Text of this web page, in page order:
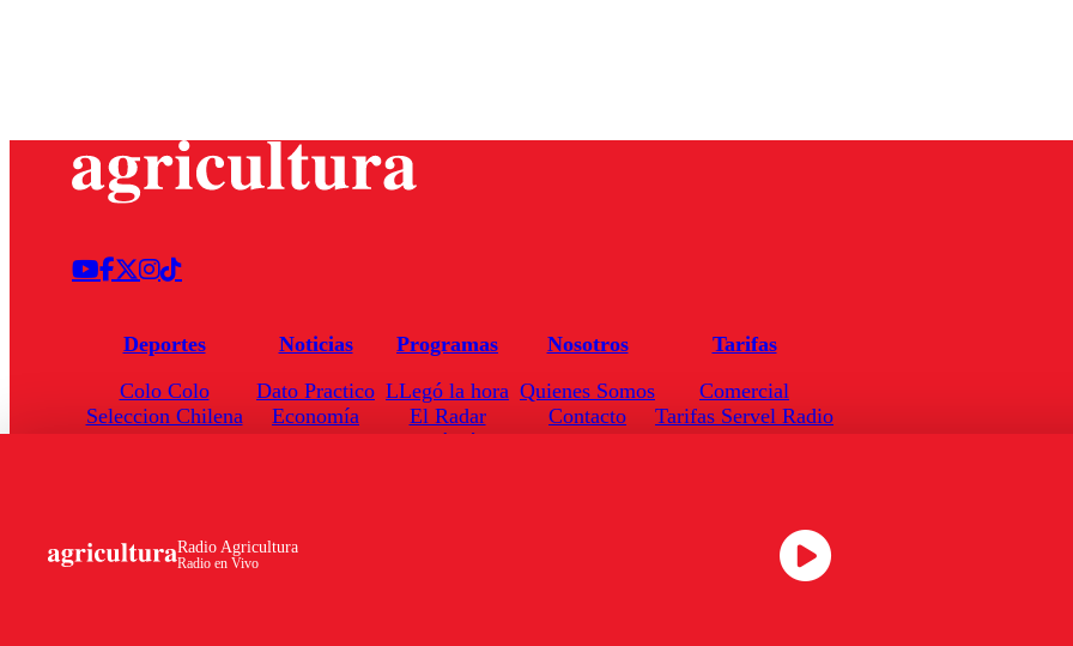
Radio Agricultura
Radio en Vivo
Deportes
Colo Colo
Seleccion Chilena
Noticias
Dato Practico
Economía
Programas
LLegó la hora
El Radar
Enfoqué Público
Nosotros
Quienes Somos
Contacto
Tarifas
Comercial
Tarifas Servel Radio